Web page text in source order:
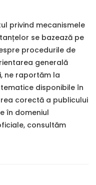
privind mecanismele
se bazează pe
procedurile de
generală
ne raportăm la
disponibile în
corectă a publicului
în domeniul
consultăm